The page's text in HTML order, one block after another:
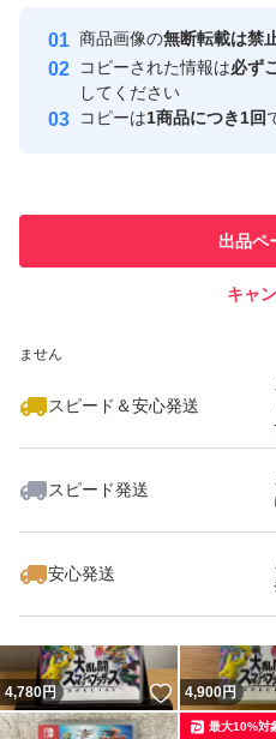
安心取引出品者
取引実績
ません
スピード＆安心発送
スピード発送
安心発送
商品画像の無断転載は禁
コピーされた情報は必ず
してください
コピーは1商品につき1回
出品ペ
キャ
4,780円 いいね！
4,900円
最大10%対